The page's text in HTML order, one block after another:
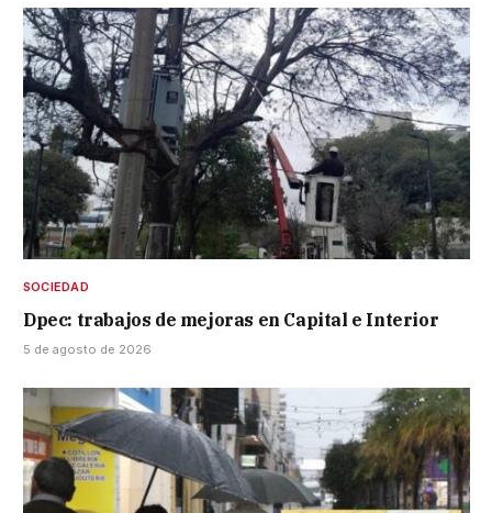
SOCIEDAD
Dpec: trabajos de mejoras en Capital e Interior
5 de agosto de 2026